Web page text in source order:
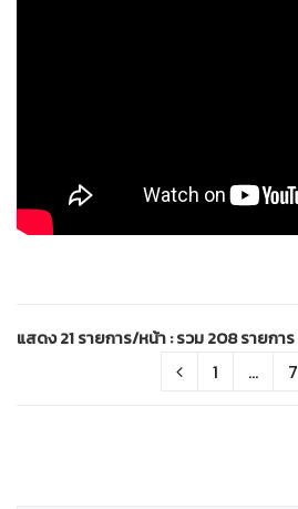
แสดง 21 รายการ/หน้า : รวม 208 รายการ
1 ... 7